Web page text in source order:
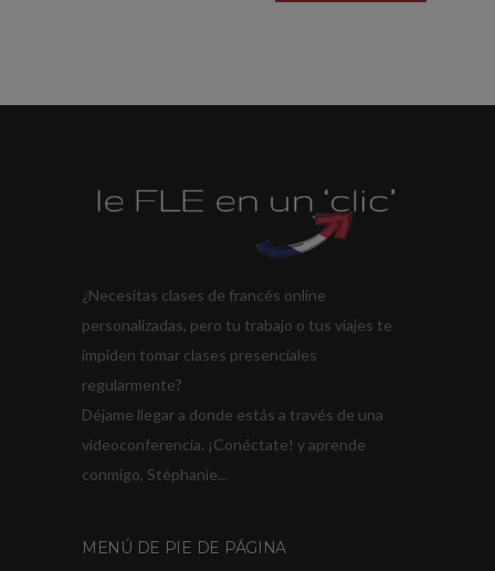
¿Necesitas clases de francés online
personalizadas, pero tu trabajo o tus viajes te
impiden tomar clases presenciales
regularmente?
Déjame llegar a donde estás a través de una
videoconferencia. ¡Conéctate! y aprende
conmigo, Stéphanie...
MENÚ DE PIE DE PÁGINA